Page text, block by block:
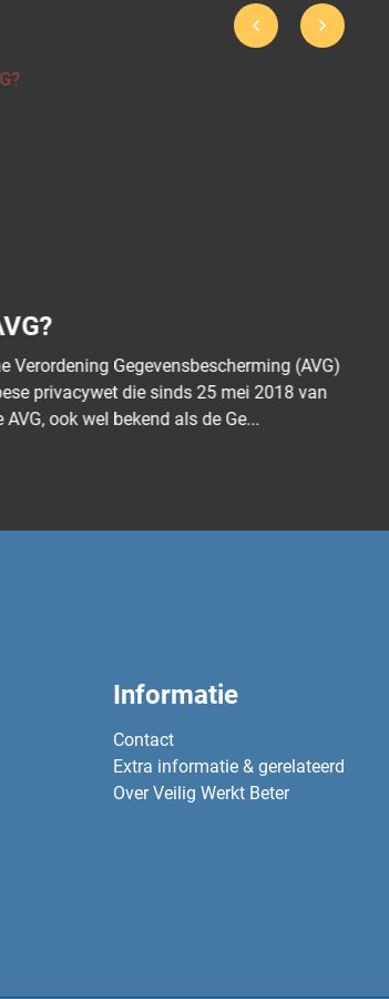
bij een datalek?
ernstige gevolgen hebben voor je
verlies van vertrouwen, juridische
hoge kosten. Daarom is het bel...
Informatie
Contact
Extra informatie & gerelateerd
Over Veilig Werkt Beter